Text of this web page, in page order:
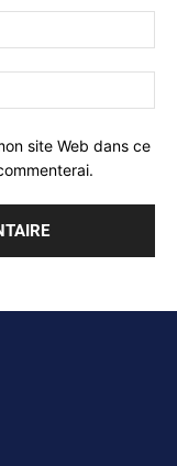
site Web dans ce